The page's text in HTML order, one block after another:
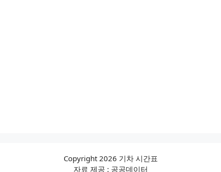
Copyright 2026 기차 시간표
자료 제공 : 공공데이터